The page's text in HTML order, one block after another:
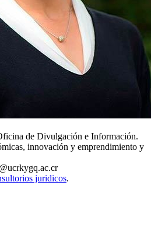
de Divulgación e Información.
innovación y emprendimiento y
@ucrkygq.ac.cr
juridicos.